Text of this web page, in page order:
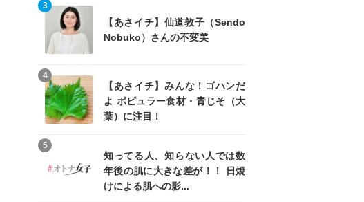
【あさイチ】仙道敦子（Sendo
Nobuko）さんの不変美
3
【あさイチ】みんな！ゴハンだ
よ ポピュラー食材・青じそ（大
葉）に注目！
4
知ってる人、知らない人では数
年後の肌に大きな差が！！ 日焼
けによる肌への影...
5